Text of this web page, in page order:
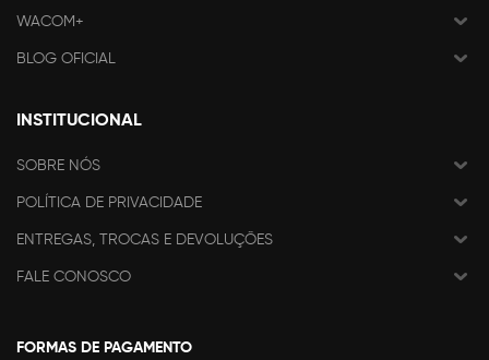
WACOM+
BLOG OFICIAL
INSTITUCIONAL
SOBRE NÓS
POLÍTICA DE PRIVACIDADE
ENTREGAS, TROCAS E DEVOLUÇÕES
FALE CONOSCO
FORMAS DE PAGAMENTO